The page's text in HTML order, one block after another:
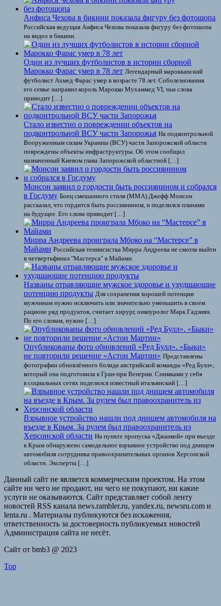
Анфиса Чехова в бикини показала фигуру без фотошопа
Российская ведущая Анфиса Чехова показала фигуру без фотошопа
на видео в бикини.
Один из лучших футболистов в истории сборной
Марокко Фарас умер в 78 лет Легендарный марокканский
футболист Ахмед Фарас умер в возрасте 78 лет. Соболезнования
его семье направил король Марокко Мухаммед VI, чьи слова
приводит […]
Стало известно о повреждении объектов на
подконтрольной ВСУ части Запорожья На подконтрольной
Вооруженным силам Украины (ВСУ) части Запорожской области
повреждены объекты инфраструктуры. Об этом сообщил
назначенный Киевом глава Запорожской областной […]
Монсон заявил о гордости быть россиянином и собрался
в Госдуму Боец смешанного стиля (ММА) Джефф Монсон
рассказал, что гордится быть россиянином, и поделился планами
на будущее. Его слова приводит […]
Мирра Андреева проиграла Мбоко на “Мастерсе” в
Майами Российская теннисистка Мирра Андреева не смогла выйти
в четвертьфинал "Мастерса" в Майами.
Названы отравляющие мужское здоровье и ухудшающие
потенцию продукты Для сохранения хорошей потенции
мужчинам нужно исключить или значительно уменьшить в своем
рационе ряд продуктов, считает хирург, онкоуролог Марк Гадзиян.
По его словам, нужно […]
Опубликованы фото обновлений «Ред Булл». «Быки»
не повторили решение «Астон Мартин» Представлены
фотографии обновлённого болида австрийской команды «Ред Булл»,
который она подготовила к Гран-при Венгрии. Снимками у себя
в социальных сетях поделился известный итальянский […]
Взрывное устройство нашли под днищем автомобиля на
въезде в Крым. За рулем был правоохранитель из
Херсонской области На пункте пропуска «Джанкой» при въезде
в Крым обнаружено самодельное взрывное устройство под днищем
автомобиля сотрудника правоохранительных органов Херсонской
области. Эксперты […]
Данный сайт не является коммерческим проектом. На этом
сайте ни чего не продают, ни чего не покупают, ни какие
услуги не оказываются. Сайт представляет собой ленту
новостей RSS канала news.rambler.ru, yandex.ru, newsru.com и
lenta.ru . Материалы публикуются без искажения,
ответственность за достоверность публикуемых новостей
Администрация сайта не несёт.
Сайт от bmb3 @ 2023
Top